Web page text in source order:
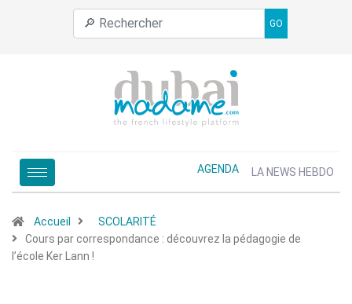
GO
AGENDA LA NEWS HEBDO
Accueil
SCOLARITÉ
Cours par correspondance : découvrez la pédagogie de
l’école Ker Lann !